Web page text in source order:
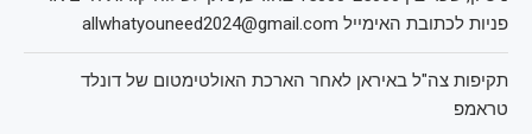
פניות לכתובת האימייל allwhatyouneed2024@gmail.com
תקיפות צה"ל באיראן לאחר הארכת האולטימטום של דונלד
טראמפ